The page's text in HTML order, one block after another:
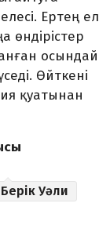
Ертең ел
өндірістер
осындай
Өйткені
қуа­ты­нан
Берік Уәли